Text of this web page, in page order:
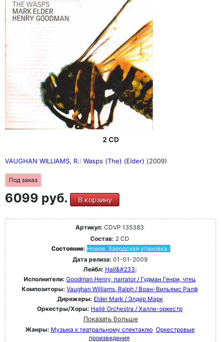
2 CD
VAUGHAN WILLIAMS, R.: Wasps (The) (Elder) (2009)
Под заказ
6099 руб. В корзину
Артикул: CDVP 135383
Состав: 2 CD
Состояние: Новое. Заводская упаковка.
Дата релиза: 01-01-2009
Лейбл: Hall&#233;
Исполнители: Goodman Henry, narrator / Гудман Генри, чтец
Композиторы: Vaughan Williams, Ralph / Воан-Вильямс Ралф
Дирижеры: Elder Mark / Элдер Марк
Оркестры/Хоры: Hallé Orchestra / Халле-оркестр
Показать больше
Жанры: Музыка к театральному спектаклю Оркестровые
произведения